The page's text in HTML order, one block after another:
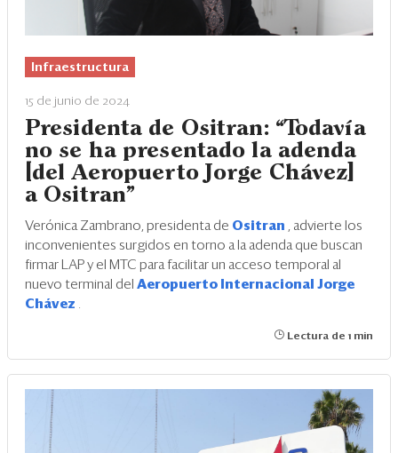
Infraestructura
15 de junio de 2024
Presidenta de Ositran: “Todavía
no se ha presentado la adenda
[del Aeropuerto Jorge Chávez]
a Ositran”
Verónica Zambrano, presidenta de Ositran , advierte los
inconvenientes surgidos en torno a la adenda que buscan
firmar LAP y el MTC para facilitar un acceso temporal al
nuevo terminal del Aeropuerto Internacional Jorge
Chávez .
Lectura de 1 min